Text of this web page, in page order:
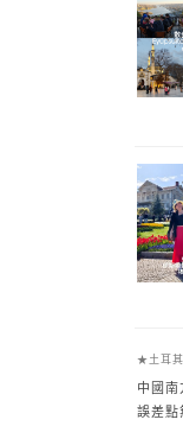
★土耳
中國南
誤差點